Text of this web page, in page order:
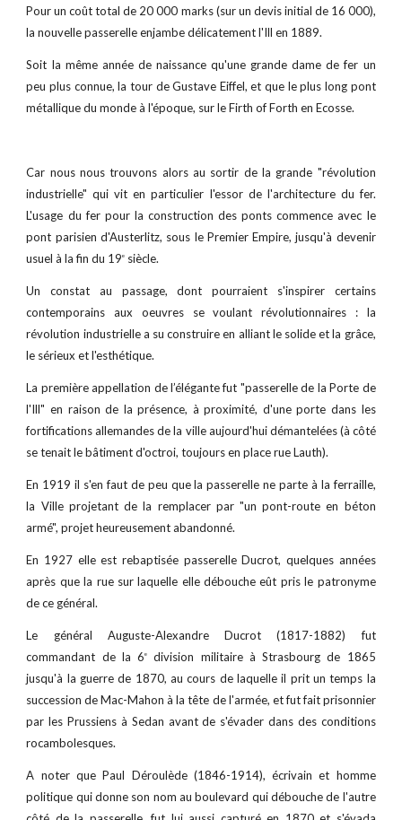
Pour un coût total de 20 000 marks (sur un devis initial de 16 000),
la nouvelle passerelle enjambe délicatement l'Ill en 1889.
Soit la même année de naissance qu'une grande dame de fer un
peu plus connue, la tour de Gustave Eiffel, et que le plus long pont
métallique du monde à l'époque, sur le Firth of Forth en Ecosse.
Car nous nous trouvons alors au sortir de la grande "révolution
industrielle" qui vit en particulier l'essor de l'architecture du fer.
L'usage du fer pour la construction des ponts commence avec le
pont parisien d'Austerlitz, sous le Premier Empire, jusqu'à devenir
usuel à la fin du 19e siècle.
Un constat au passage, dont pourraient s'inspirer certains
contemporains aux oeuvres se voulant révolutionnaires : la
révolution industrielle a su construire en alliant le solide et la grâce,
le sérieux et l'esthétique.
La première appellation de l’élégante fut "passerelle de la Porte de
l'Ill" en raison de la présence, à proximité, d'une porte dans les
fortifications allemandes de la ville aujourd'hui démantelées (à côté
se tenait le bâtiment d'octroi, toujours en place rue Lauth).
En 1919 il s'en faut de peu que la passerelle ne parte à la ferraille,
la Ville projetant de la remplacer par "un pont-route en béton
armé", projet heureusement abandonné.
En 1927 elle est rebaptisée passerelle Ducrot, quelques années
après que la rue sur laquelle elle débouche eût pris le patronyme
de ce général.
Le général Auguste-Alexandre Ducrot (1817-1882) fut
commandant de la 6e
division militaire à Strasbourg de 1865
jusqu'à la guerre de 1870, au cours de laquelle il prit un temps la
succession de Mac-Mahon à la tête de l'armée, et fut fait prisonnier
par les Prussiens à Sedan avant de s'évader dans des conditions
rocambolesques.
A noter que Paul Déroulède (1846-1914), écrivain et homme
politique qui donne son nom au boulevard qui débouche de l'autre